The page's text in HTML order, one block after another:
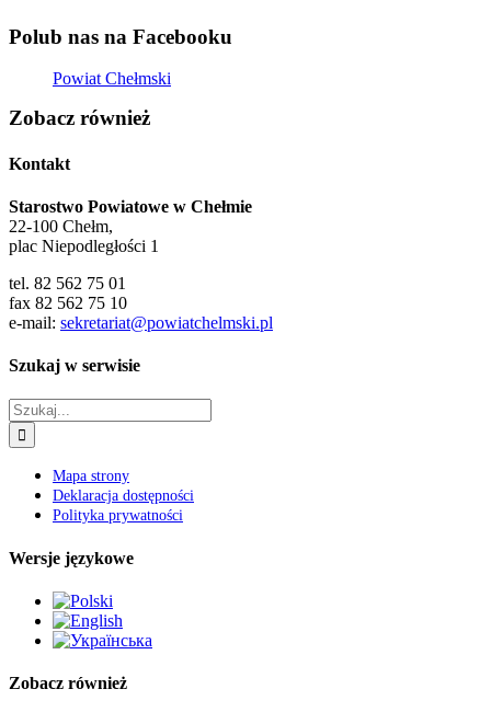
Polub nas na Facebooku
Powiat Chełmski
Zobacz również
Kontakt
Starostwo Powiatowe w Chełmie
22-100 Chełm,
plac Niepodległości 1
tel. 82 562 75 01
fax 82 562 75 10
e-mail: sekretariat@powiatchelmski.pl
Szukaj w serwisie
Szukaj
Mapa strony
Deklaracja dostępności
Polityka prywatności
Wersje językowe
Zobacz również